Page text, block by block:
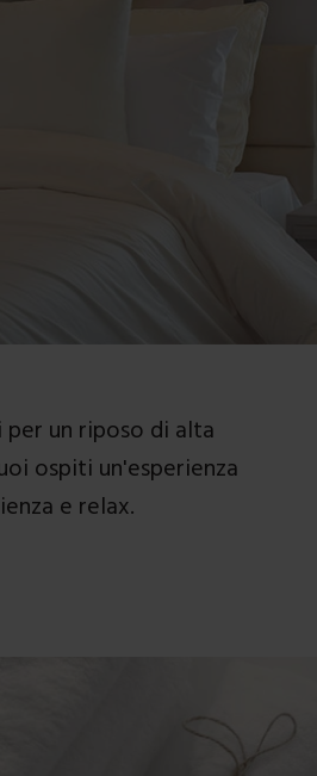
un riposo di alta
ospiti un'esperienza
e relax.